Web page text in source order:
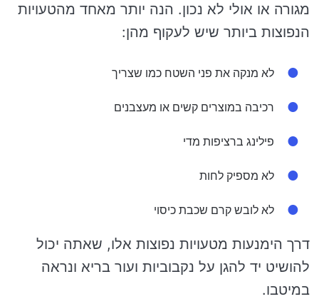
מגורה או אולי לא נכון. הנה יותר מאחד מהטעויות
הנפוצות ביותר שיש לעקוף מהן:
לא מנקה את פני השטח כמו שצריך
רכיבה במוצרים קשים או מעצבנים
פילינג ברציפות מדי
לא מספיק לחות
לא לובש קרם שכבת כיסוי
דרך הימנעות מטעויות נפוצות אלו, שאתה יכול
להושיט יד להגן על נקבוביות ועור בריא ונראה
במיטבו.